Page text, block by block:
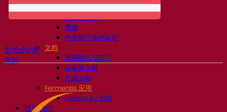
专家见解
常见问题解答
视频
网络研讨会的录音
文档
啤酒技巧与窍门
葡萄酒文献
烈酒文献
Fermentis 应用
Fermentis 应用
找到我们
查找经销商
查询